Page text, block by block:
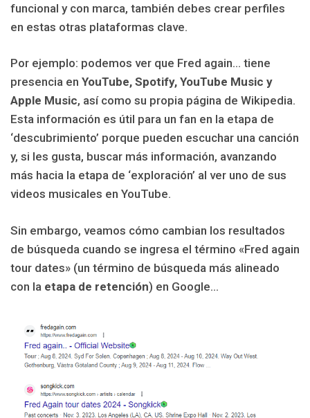
funcional y con marca, también debes crear perfiles
en estas otras plataformas clave.
Por ejemplo: podemos ver que Fred again… tiene
presencia en YouTube, Spotify, YouTube Music y
Apple Music, así como su propia página de Wikipedia.
Esta información es útil para un fan en la etapa de
‘descubrimiento’ porque pueden escuchar una canción
y, si les gusta, buscar más información, avanzando
más hacia la etapa de ‘exploración’ al ver uno de sus
videos musicales en YouTube.
Sin embargo, veamos cómo cambian los resultados
de búsqueda cuando se ingresa el término «Fred again
tour dates» (un término de búsqueda más alineado
con la etapa de retención) en Google…